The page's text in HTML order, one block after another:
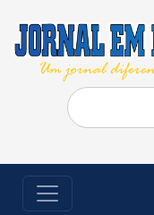
Pesquisar
por: